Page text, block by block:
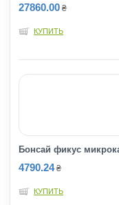
27860.00 ₴
КУПИТЬ
Бонсай фикус
4790.24 ₴
КУПИТЬ